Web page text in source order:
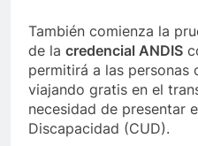
También comienza la
de la credencial ANDIS
permitirá a las personas
viajando gratis en el
necesidad de presentar
Discapacidad (CUD).